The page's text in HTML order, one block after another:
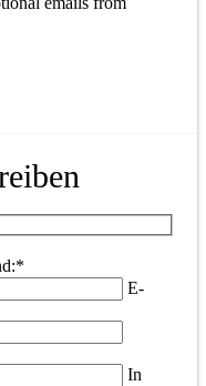
E-
In